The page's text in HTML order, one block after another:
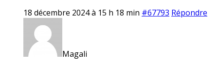
18 décembre 2024 à 15 h 18 min #67793 Répondre
Magali